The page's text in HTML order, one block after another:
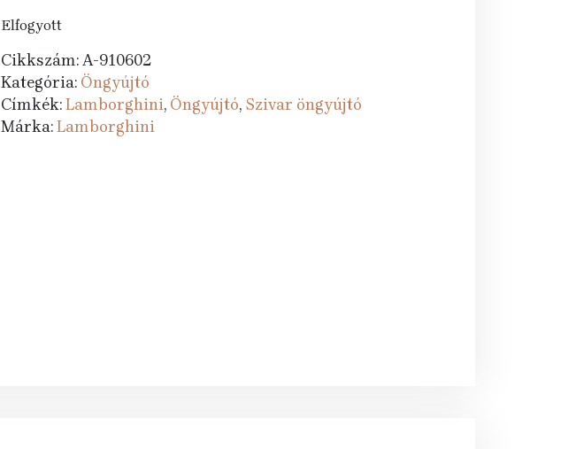
Elfogyott
Cikkszám:A-910602
Kategória: Öngyújtó
Címkék:Lamborghini, Öngyújtó, Szivar öngyújtó
Márka:Lamborghini